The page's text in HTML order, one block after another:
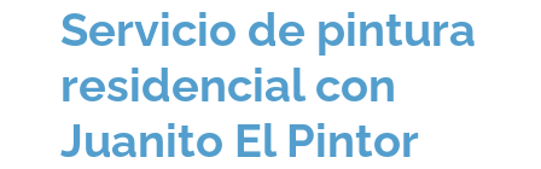
Servicio de pintura
residencial con
Juanito El Pintor